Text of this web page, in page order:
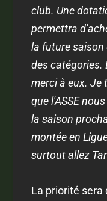
club. Une
permettra
la future saison
des catégories.
merci à eux. Je
que l'ASSE
la saison
montée en
surtout allez
La priorité sera